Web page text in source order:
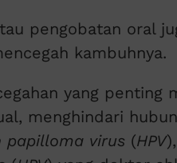
pengobatan oral
kambuhnya.
yang penting
menghindari
papilloma virus (HPV